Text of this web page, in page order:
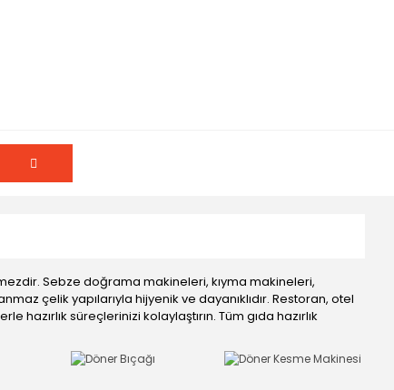
Sebze doğrama makineleri, kıyma makineleri,
çelik yapılarıyla hijyenik ve dayanıklıdır. Restoran, otel
süreçlerinizi kolaylaştırın. Tüm gıda hazırlık